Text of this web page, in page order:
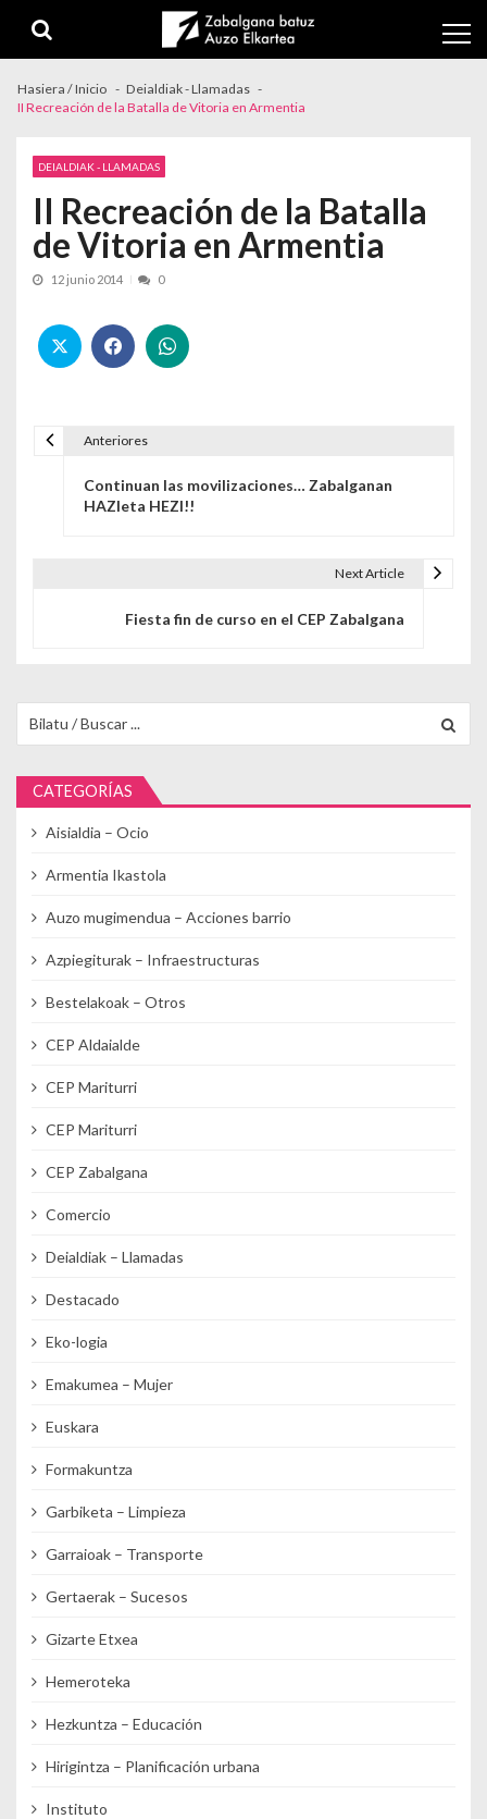
Hasiera / Inicio
Deialdiak - Llamadas
II Recreación de la Batalla de Vitoria en Armentia
DEIALDIAK - LLAMADAS
II Recreación de la Batalla
de Vitoria en Armentia
12 junio 2014 0
Anteriores
Continuan las movilizaciones… Zabalganan
HAZIeta HEZI!!
Next Article
Fiesta fin de curso en el CEP Zabalgana
CATEGORÍAS
Aisialdia – Ocio
Armentia Ikastola
Auzo mugimendua – Acciones barrio
Azpiegiturak – Infraestructuras
Bestelakoak – Otros
CEP Aldaialde
CEP Mariturri
CEP Mariturri
CEP Zabalgana
Comercio
Deialdiak – Llamadas
Destacado
Eko-logia
Emakumea – Mujer
Euskara
Formakuntza
Garbiketa – Limpieza
Garraioak – Transporte
Gertaerak – Sucesos
Gizarte Etxea
Hemeroteka
Hezkuntza – Educación
Hirigintza – Planificación urbana
Instituto